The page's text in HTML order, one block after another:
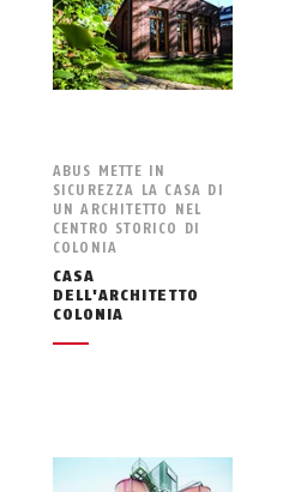
ABUS METTE IN
SICUREZZA LA CASA DI
UN ARCHITETTO NEL
CENTRO STORICO DI
COLONIA
CASA
DELL'ARCHITETTO
COLONIA